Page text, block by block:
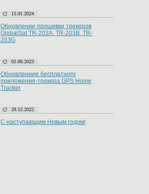
15.01.2024
Обновление прошивки трекеров
GlobalSat TR-203A, TR-203B, TR-
203G
02.06.2023
Обновленние бесплатного
приложения-трекера GPS Home
Tracker
29.12.2022
С наступающим Новым годом!